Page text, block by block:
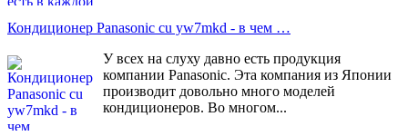
Кондиционер Рanasonic cu yw7mkd - в чем …
У всех на слуху давно есть продукция
компании Panasonic. Эта компания из Японии
производит довольно много моделей
кондиционеров. Во многом...